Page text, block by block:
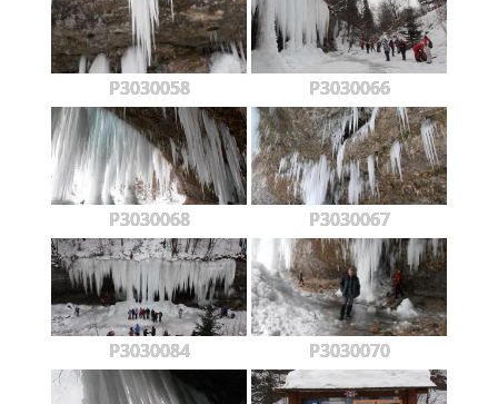
P3030058 P3030066
P3030068 P3030067
P3030084 P3030070